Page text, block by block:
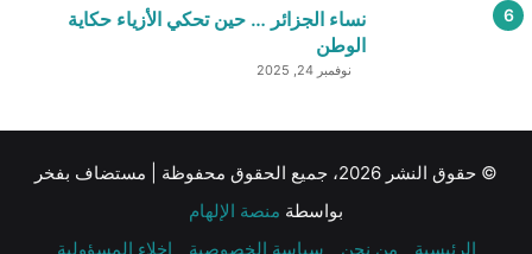
نساء الجزائر … حين تحكي الأزياء حكاية
الوطن
نوفمبر 24, 2025
© حقوق النشر 2026، جميع الحقوق محفوظة | مستضاف بفخر
بواسطة منصة الإلهام
الرئيسية
من نحن سياسة الخصوصية إخلاء المسؤولية